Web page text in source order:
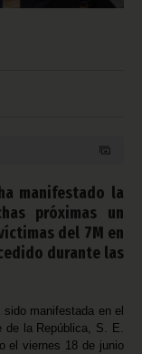
manifestado la
próximas un
del 7M en
durante las
manifestada en el
la República, S. E.
el viernes 18 de junio